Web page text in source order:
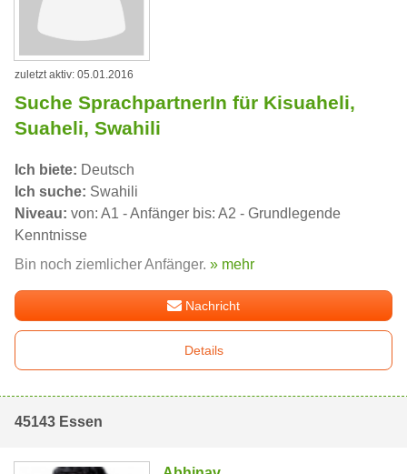
zuletzt aktiv: 05.01.2016
Suche SprachpartnerIn für Kisuaheli,
Suaheli, Swahili
Ich biete: Deutsch
Ich suche: Swahili
Niveau: von: A1 - Anfänger bis: A2 - Grundlegende
Kenntnisse
Bin noch ziemlicher Anfänger. » mehr
Nachricht
Details
45143 Essen